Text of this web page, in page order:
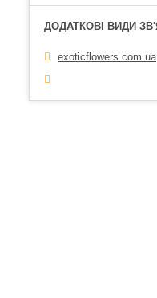
exoticflowers.com.ua